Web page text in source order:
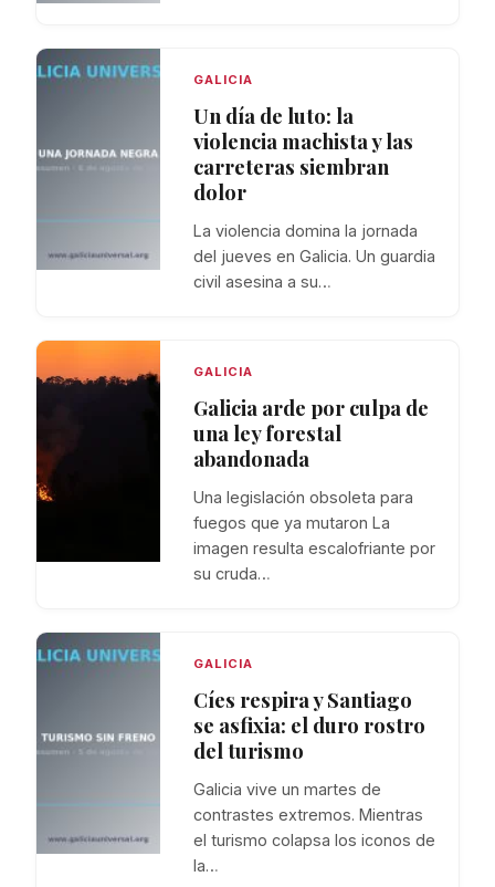
GALICIA
Un día de luto: la
violencia machista y las
carreteras siembran
dolor
La violencia domina la jornada
del jueves en Galicia. Un guardia
civil asesina a su…
GALICIA
Galicia arde por culpa de
una ley forestal
abandonada
Una legislación obsoleta para
fuegos que ya mutaron La
imagen resulta escalofriante por
su cruda…
GALICIA
Cíes respira y Santiago
se asfixia: el duro rostro
del turismo
Galicia vive un martes de
contrastes extremos. Mientras
el turismo colapsa los iconos de
la…